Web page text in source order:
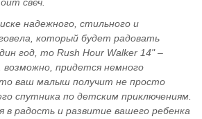
надежного, стильного и
который будет радовать
год, то Rush Hour Walker 14" –
придется немного
ваш малыш получит не просто
спутника по детским приключениям.
в радость и развитие вашего ребенка